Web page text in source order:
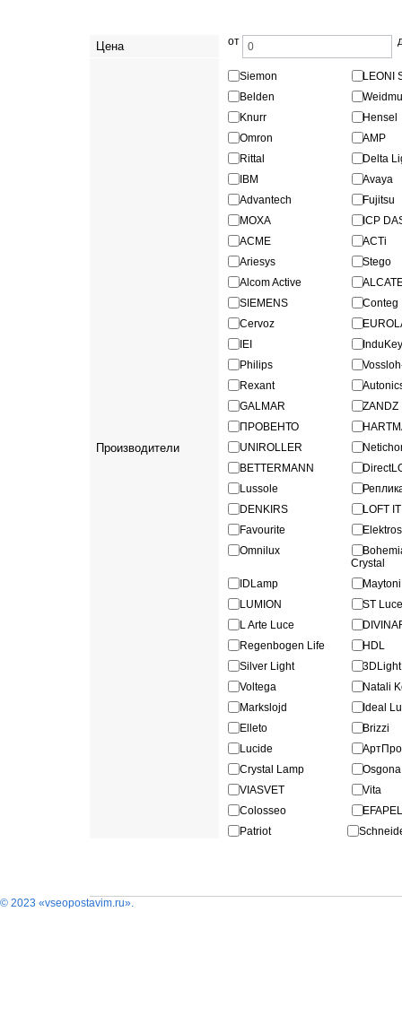
Цена от
Производители
Siemon
LEONI
Belden
Knurr
Hensel
Omron
AMP
Rittal
Delta
IBM
Avaya
Advantech
Fujitsu
MOXA
ICP
ACME
ACTi
Ariesys
Stego
Alcom Active
SIEMENS
Conteg
Cervoz
IEI
Philips
Rexant
GALMAR
ZANDZ
ПРОВЕНТО
UNIROLLER
BETTERMANN
Lussole
DENKIRS
LOFT IT
Favourite
Omnilux
Crystal
IDLamp
Maytoni
LUMION
ST
L Arte Luce
Regenbogen Life
HDL
Silver Light
Voltega
Natali
Markslojd
Ideal
Elleto
Brizzi
Lucide
Crystal Lamp
Osgona
VIASVET
Vita
Colosseo
Patriot
© 2023 «vseopostavim.ru».